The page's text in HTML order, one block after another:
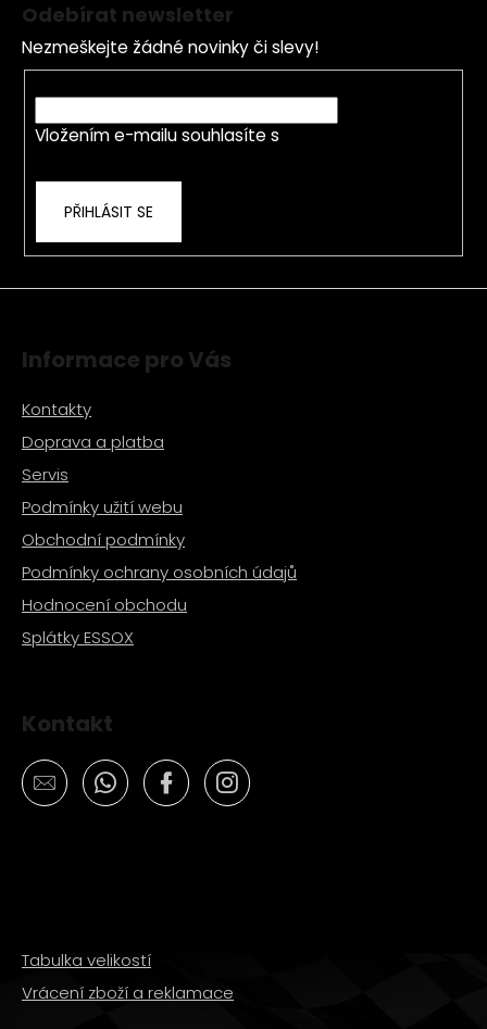
a
c
í
p
r
ý
p
Odebírat newsletter
Nezmeškejte žádné novinky či slevy!
Vložením e-mailu souhlasíte s
PŘIHLÁSIT SE
Informace pro Vás
Kontakty
Doprava a platba
Servis
Podmínky užití webu
Obchodní podmínky
Podmínky ochrany osobních údajů
Hodnocení obchodu
Splátky ESSOX
Kontakt
Tabulka velikostí
Vrácení zboží a reklamace